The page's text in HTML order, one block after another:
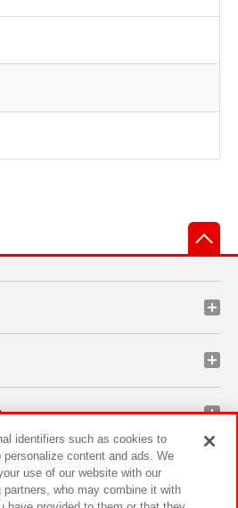
ン
identifiers such as cookies to
content and ads. We
use of our website with our
who may combine it with